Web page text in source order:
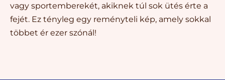
vagy sportemberekét, akiknek túl sok ütés érte a
fejét. Ez tényleg egy reményteli kép, amely sokkal
többet ér ezer szónál!